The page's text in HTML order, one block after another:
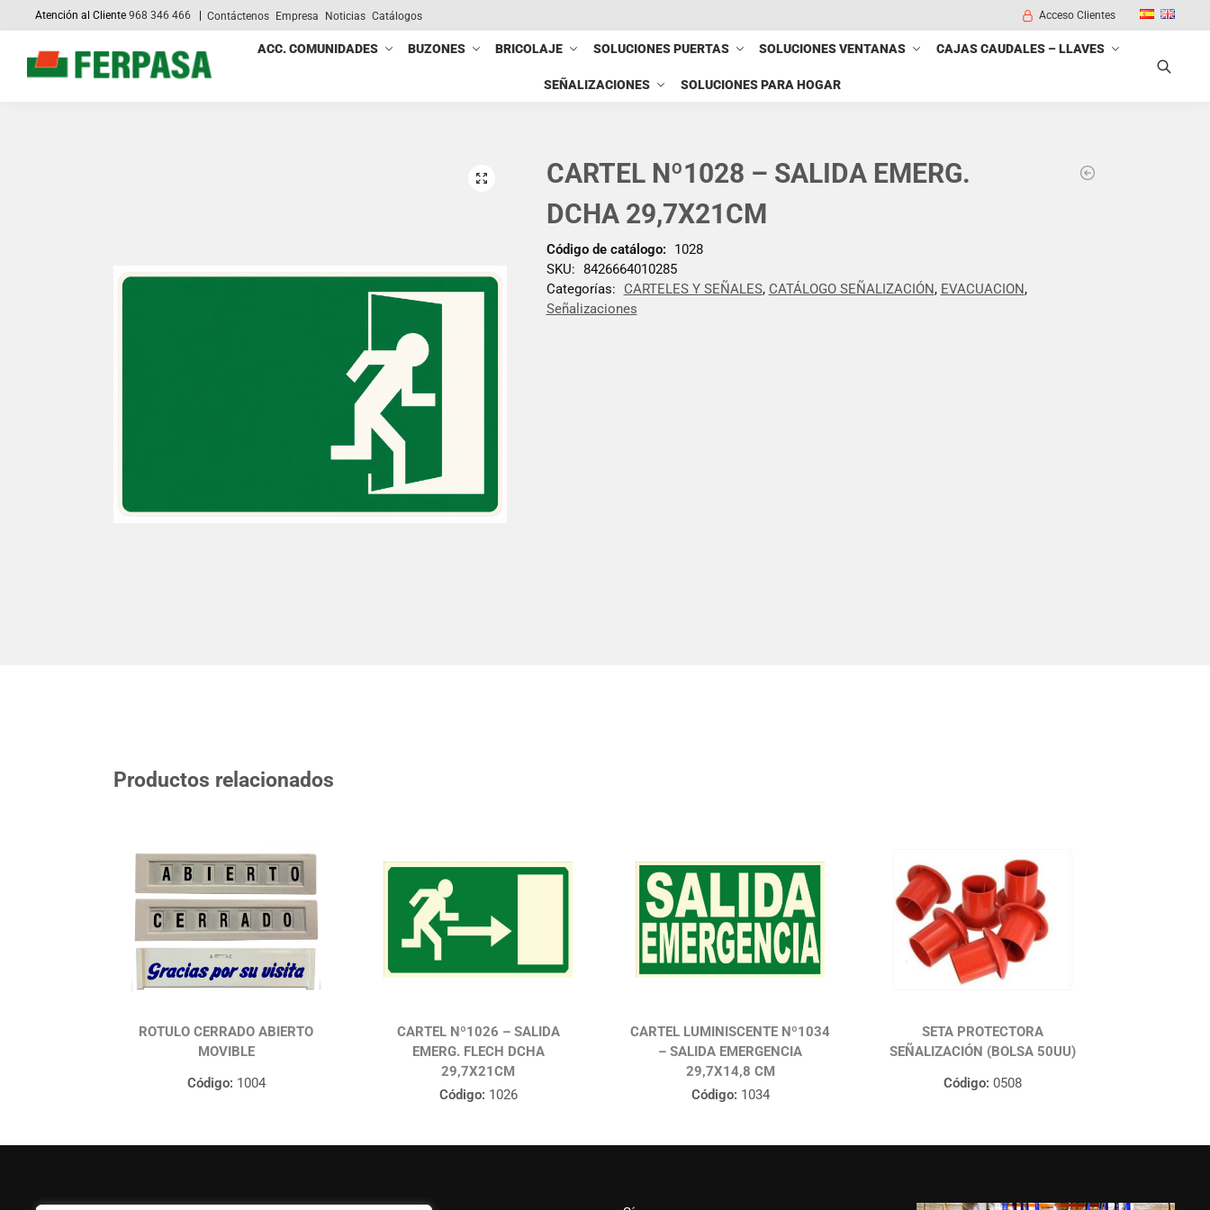
Atención al Cliente968 346 466 Contáctenos Empresa Noticias Catálogos Acceso Clientes
ACC. COMUNIDADES BUZONES BRICOLAJE SOLUCIONES PUERTAS SOLUCIONES VENTANAS CAJAS CAUDALES – LLAVES
SEÑALIZACIONES SOLUCIONES PARA HOGAR
Search
CARTEL Nº1028 – SALIDA EMERG.
DCHA 29,7X21CM
Código de catálogo:
1028
SKU: 8426664010285
Categorías:
CARTELES Y SEÑALES, CATÁLOGO SEÑALIZACIÓN, EVACUACION,
Señalizaciones
Productos relacionados
ROTULO CERRADO ABIERTO
MOVIBLE
Código: 1004
CARTEL Nº1026 – SALIDA
EMERG. FLECH DCHA
29,7X21CM
Código: 1026
CARTEL LUMINISCENTE Nº1034
– SALIDA EMERGENCIA
29,7X14,8 CM
Código: 1034
SETA PROTECTORA
SEÑALIZACIÓN (BOLSA 50UU)
Código: 0508